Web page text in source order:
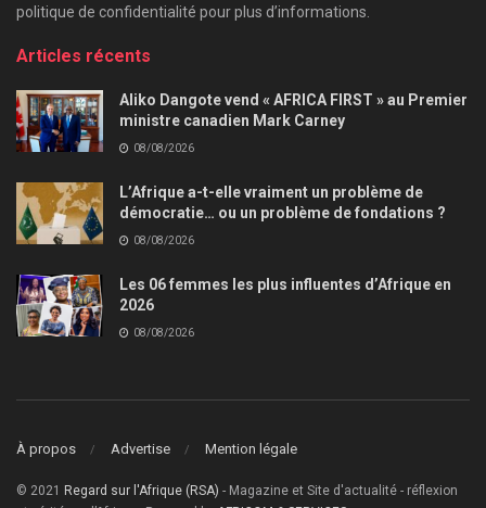
politique de confidentialité pour plus d’informations.
Articles récents
Aliko Dangote vend « AFRICA FIRST » au Premier
ministre canadien Mark Carney
08/08/2026
L’Afrique a-t-elle vraiment un problème de
démocratie… ou un problème de fondations ?
08/08/2026
Les 06 femmes les plus influentes d’Afrique en
2026
08/08/2026
À propos Advertise Mention légale
© 2021 Regard sur l'Afrique (RSA) - Magazine et Site d'actualité - réflexion